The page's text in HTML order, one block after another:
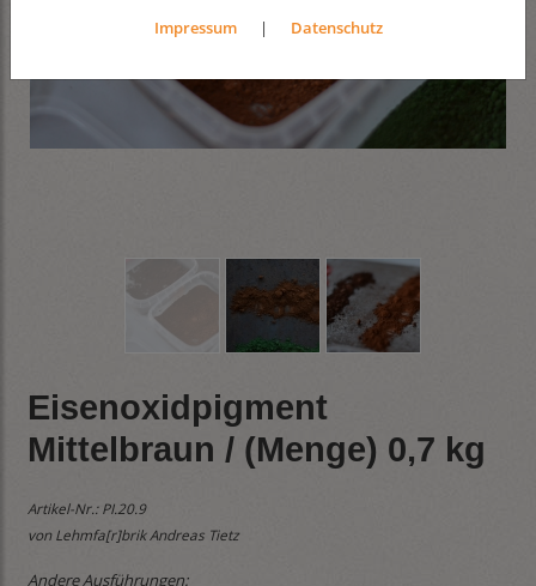
Eisenoxidpigment
Mittelbraun / (Menge) 0,7 kg
Artikel-Nr.:PI.20.9
von Lehmfa[r]brik Andreas Tietz
Andere Ausführungen:
Impressum | Datenschutz